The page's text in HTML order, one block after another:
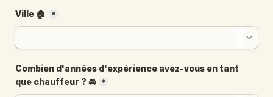
Ville 🏠 *
Combien d'années d'expérience avez-vous en tant
que chauffeur ? 🚘 *